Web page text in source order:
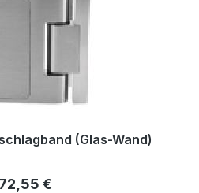
(Glas-Wand)
Preis:
€